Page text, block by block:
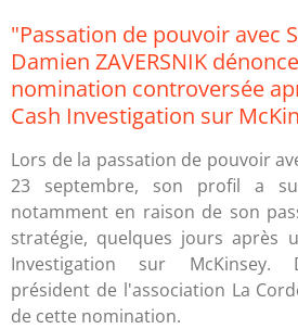
"Passation de pouvoir avec
Damien ZAVERSNIK
nomination controversée
Cash Investigation sur
Lors de la passation de pouvoir
23 septembre, son profil a
notamment en raison de son
stratégie, quelques jours après
Investigation sur McKinsey.
président de l'association La
de cette nomination.